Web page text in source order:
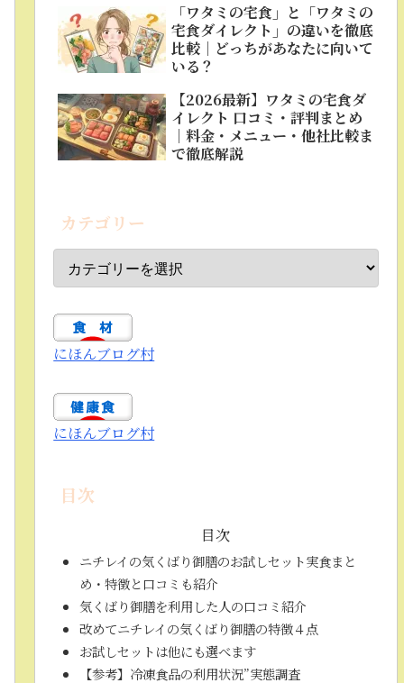
「ワタミの宅食」と「ワタミの
宅食ダイレクト」の違いを徹底
比較｜どっちがあなたに向いて
いる？
【2026最新】ワタミの宅食ダ
イレクト 口コミ・評判まとめ
｜料金・メニュー・他社比較ま
で徹底解説
カテゴリー
にほんブログ村
にほんブログ村
目次
目次
ニチレイの気くばり御膳のお試しセット実食まと
め・特徴と口コミも紹介
気くばり御膳を利用した人の口コミ紹介
改めてニチレイの気くばり御膳の特徴４点
お試しセットは他にも選べます
【参考】冷凍食品の利用状況”実態調査